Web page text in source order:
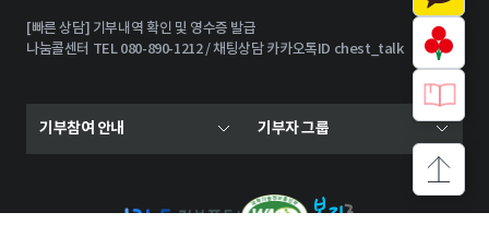
상단으
[빠른 상담] 기부내역 확인 및 영수증 발급
나눔콜센터 TEL 080-890-1212 / 채팅상담 카카오톡ID chest_talk
기부참여 안내 기부자 그룹